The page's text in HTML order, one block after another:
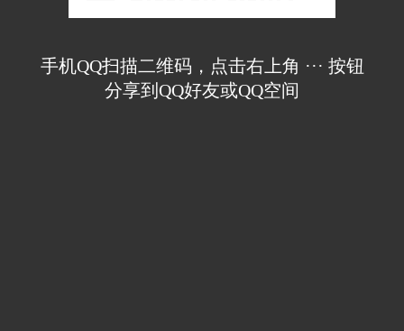
手机QQ扫描二维码，点击右上角 ··· 按钮
分享到QQ好友或QQ空间